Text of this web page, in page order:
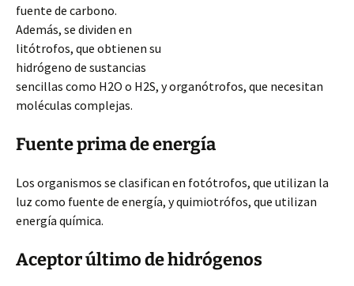
fuente de carbono.
Además, se dividen en
litótrofos, que obtienen su
hidrógeno de sustancias
sencillas como H2O o H2S, y organótrofos, que necesitan
moléculas complejas.
Fuente prima de energía
Los organismos se clasifican en fotótrofos, que utilizan la
luz como fuente de energía, y quimiotrófos, que utilizan
energía química.
Aceptor último de hidrógenos